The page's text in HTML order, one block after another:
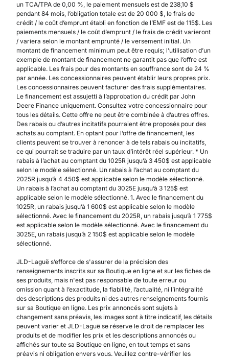
un TCA/TPA de 0,00 %, le paiement mensuels est de 238,10 $
pendant 84 mois, l’obligation totale est de 20 000 $, le frais de
crédit / le coût d’emprunt établi en fonction de l’EMF est de 115$. Les
paiements mensuels / le coût d’emprunt / le frais de crédit varieront
/ variera selon le montant emprunté / le versement initial. Un
montant de financement minimum peut être requis; l’utilisation d’un
exemple de montant de financement ne garantit pas que l’offre est
applicable. Les frais pour des montants en souffrance sont de 24 %
par année. Les concessionnaires peuvent établir leurs propres prix.
Les concessionnaires peuvent facturer des frais supplémentaires.
Le financement est assujetti à l’approbation du crédit par John
Deere Finance uniquement. Consultez votre concessionnaire pour
tous les détails. Cette offre ne peut être combinée à d’autres offres.
Des rabais ou d’autres incitatifs pourraient être proposés pour des
achats au comptant. En optant pour l’offre de financement, les
clients peuvent se trouver à renoncer à de tels rabais ou incitatifs,
ce qui pourrait se traduire par un taux d’intérêt réel supérieur. * Un
rabais à l’achat au comptant du 1025R jusqu’à 3 450$ est applicable
selon le modèle sélectionné. Un rabais à l’achat au comptant du
2025R jusqu’à 4 450$ est applicable selon le modèle sélectionné.
Un rabais à l’achat au comptant du 3025E jusqu’à 3 125$ est
applicable selon le modèle sélectionné. 1. Avec le financement du
1025R, un rabais jusqu’à 1 600$ est applicable selon le modèle
sélectionné. Avec le financement du 2025R, un rabais jusqu’à 1 775$
est applicable selon le modèle sélectionné. Avec le financement du
3025E, un rabais jusqu’à 2 150$ est applicable selon le modèle
sélectionné.
JLD-Laguë s’efforce de s'assurer de la précision des
renseignements inscrits sur sa Boutique en ligne et sur les fiches de
ses produits, mais n'est pas responsable de toute erreur ou
omission quant à l’exactitude, la fiabilité, l’actualité, ni l’intégralité
des descriptions des produits ni des autres renseignements fournis
sur sa Boutique en ligne. Les prix annoncés sont sujets à
changement sans préavis, les images sont à titre indicatif, les détails
peuvent varier et JLD-Laguë se réserve le droit de remplacer les
produits et de modifier les prix et les descriptions annoncés ou
affichés sur toute sa Boutique en ligne, en tout temps et sans
préavis ni obligation envers vous. Veuillez contre-vérifier les